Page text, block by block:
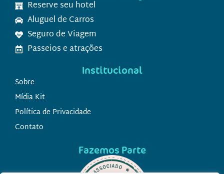
Reserve seu hotel
Aluguel de Carros
Seguro de Viagem
Passeios e atrações
Institucional
Sobre
Mídia Kit
Política de Privacidade
Contato
Fazemos Parte